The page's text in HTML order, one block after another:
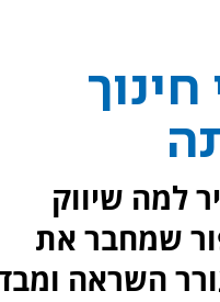
למה שיווק
שמחבר את
השראה